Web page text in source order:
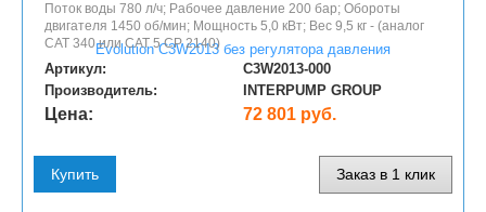
Поток воды 780 л/ч; Рабочее давление 200 бар; Обороты
двигателя 1450 об/мин; Мощность 5,0 кВт; Вес 9,5 кг - (аналог
САТ 340 или САТ 5 СР 2140)
Артикул:
C3W2013-000
Производитель:
INTERPUMP GROUP
Цена: 72 801 руб.
Купить Заказ в 1 клик